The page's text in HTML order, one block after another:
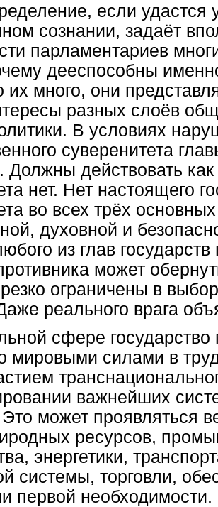
если удастся
сознании, задаёт
парламентариев
дееспособны
их много, они
разных слоёв
В условиях
суверенитета
Должны действовать
нет. Нет настоящего
во всех трёх
духовной и
из глав государств
может
ограничены в
реального врага
сфере
мировыми силами в
важнейших
может проявляться
ресурсов,
энергетики,
системы, торговли,
первой необходимости.